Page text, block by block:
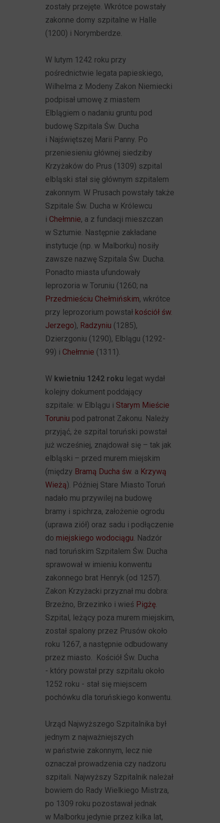
zostały przejęte. Wkrótce powstały
zakonne domy szpitalne w Halle
(1200) i Norymberdze.
W lutym 1242 roku przy
pośrednictwie legata papieskiego,
Wilhelma z Modeny Zakon Niemiecki
podpisał umowę z miastem
Elblągiem o nadaniu gruntu pod
budowę Szpitala Św. Ducha
i Najświętszej Marii Panny. Po
przeniesieniu głównej siedziby
Krzyżaków do Prus (1309) szpital
elbląski stał się głównym szpitalem
zakonnym. W Prusach powstały także
Szpitale Św. Ducha w Królewcu
i Chełmnie, a z fundacji mieszczan
w Sztumie. Następnie zakładane
instytucje (np. w Malborku) nosiły
zawsze nazwę Szpitala Św. Ducha.
Ponadto miasta ufundowały
leprozoria w Toruniu (1260; na
Przedmieściu Chełmińskim, wkrótce
przy leprozorium powstał kościół św.
Jerzego), Radzyniu (1285),
Dzierzgoniu (1290), Elblągu (1292-
99) i Chełmnie (1311).
W kwietniu 1242 roku legat wydał
kolejny dokument poddający
szpitale: w Elblągu i Starym Mieście
Toruniu pod patronat Zakonu. Należy
przyjąć, że szpital toruński powstał
już wcześniej, znajdował się – tak jak
elbląski – przed murem miejskim
(między Bramą Ducha św. a Krzywą
Wieżą). Później Stare Miasto Toruń
nadało mu przywilej na budowę
bramy i spichrza, założenie ogrodu
(uprawa ziół) oraz sadu i podłączenie
do miejskiego wodociągu. Nadzór
nad toruńskim Szpitalem Św. Ducha
sprawował w imieniu konwentu
zakonnego brat Henryk (od 1257).
Zakon Krzyżacki przyznał mu dobra:
Brzeźno, Brzezinko i wieś Pigżę.
Szpital, leżący poza murem miejskim,
został spalony przez Prusów około
roku 1267, a następnie odbudowany
przez miasto. Kościół Św. Ducha
- który powstał przy szpitalu około
1252 roku - stał się miejscem
pochówku dla toruńskiego konwentu.
Urząd Najwyższego Szpitalnika był
jednym z najważniejszych
w państwie zakonnym, lecz nie
oznaczał prowadzenia czy nadzoru
szpitali. Najwyższy Szpitalnik należał
bowiem do Rady Wielkiego Mistrza,
po 1309 roku pozostawał jednak
w Malborku jedynie przez kilka lat,